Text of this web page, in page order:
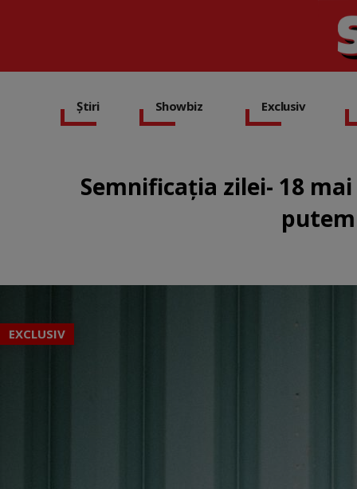
Știri Showbiz Exclusiv
Semnificația zilei- 18
EXCLUSIV